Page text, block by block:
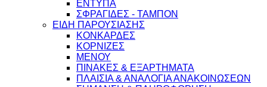
ΕΝΤΥΠΑ
ΣΦΡΑΓΙΔΕΣ - ΤΑΜΠΟΝ
ΕΙΔΗ ΠΑΡΟΥΣΙΑΣΗΣ
ΚΟΝΚΑΡΔΕΣ
ΚΟΡΝΙΖΕΣ
ΜΕΝΟΥ
ΠΙΝΑΚΕΣ & ΕΞΑΡΤΗΜΑΤΑ
ΠΛΑΙΣΙΑ & ΑΝΑΛΟΓΙΑ ΑΝΑΚΟΙΝΩΣΕΩΝ